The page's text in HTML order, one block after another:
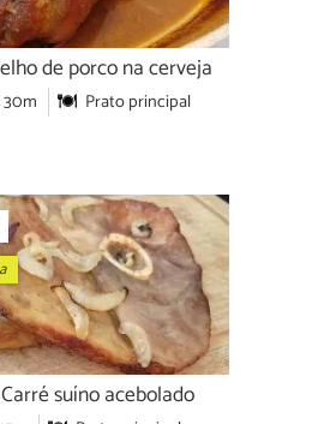
de porco na cerveja
30m Prato principal
suíno acebolado